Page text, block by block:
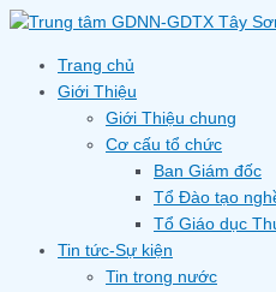
Skip
contentTrang chủ
Giới Thiệu
Giới Thiệu chung
Cơ cấu tổ chức
Ban Giám đốc
Tổ Đào tạo
Tổ Giáo dục
Tin tức-Sự kiện
Tin trong nước